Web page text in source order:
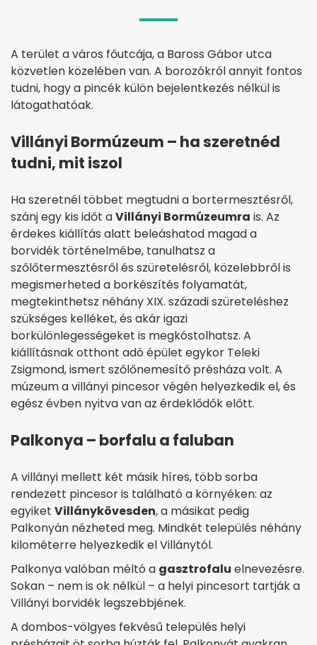
A terület a város főutcája, a Baross Gábor utca
közvetlen közelében van. A borozókról annyit fontos
tudni, hogy a pincék külön bejelentkezés nélkül is
látogathatóak.
Villányi Bormúzeum – ha szeretnéd
tudni, mit iszol
Ha szeretnél többet megtudni a bortermesztésről,
szánj egy kis időt aVillányi Bormúzeumra is. Az
érdekes kiállítás alatt beleáshatod magad a
borvidék történelmébe, tanulhatsz a
szőlőtermesztésről és szüretelésről, közelebbről is
megismerheted a borkészítés folyamatát,
megtekinthetsz néhány XIX. századi szüreteléshez
szükséges kelléket, és akár igazi
borkülönlegességeket is megkóstolhatsz. A
kiállításnak otthont adó épület egykor Teleki
Zsigmond, ismert szőlőnemesítő présháza volt. A
múzeum a villányi pincesor végén helyezkedik el, és
egész évben nyitva van az érdeklődők előtt.
Palkonya – borfalu a faluban
A villányi mellett két másik híres, több sorba
rendezett pincesor is található a környéken: az
egyiket Villánykövesden, a másikat pedig
Palkonyán nézheted meg. Mindkét település néhány
kilométerre helyezkedik el Villánytól.
Palkonya valóban méltó a gasztrofalu elnevezésre.
Sokan – nem is ok nélkül – a helyi pincesort tartják a
Villányi borvidék legszebbjének.
A dombos-völgyes fekvésű település helyi